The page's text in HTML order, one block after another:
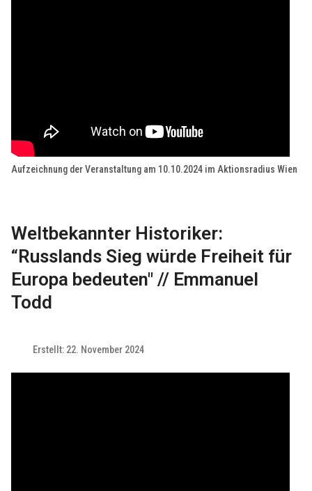
Aufzeichnung der Veranstaltung am 10.10.2024 im Aktionsradius Wien
Weltbekannter Historiker:
“Russlands Sieg würde Freiheit für
Europa bedeuten" // Emmanuel
Todd
Erstellt: 22. November 2024